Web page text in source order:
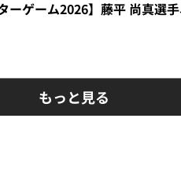
ーゲーム2026】藤平 尚真選
もっと見る